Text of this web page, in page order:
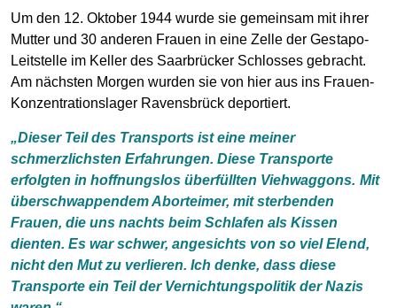
Um den 12. Oktober 1944 wurde sie gemeinsam mit ihrer
Mutter und 30 anderen Frauen in eine Zelle der Gestapo-
Leitstelle im Keller des Saarbrücker Schlosses gebracht.
Am nächsten Morgen wurden sie von hier aus ins Frauen-
Konzentrationslager Ravensbrück deportiert.
„Dieser Teil des Transports ist eine meiner
schmerzlichsten Erfahrungen. Diese Transporte
erfolgten in hoffnungslos überfüllten Viehwaggons. Mit
überschwappendem Aborteimer, mit sterbenden
Frauen, die uns nachts beim Schlafen als Kissen
dienten. Es war schwer, angesichts von so viel Elend,
nicht den Mut zu verlieren. Ich denke, dass diese
Transporte ein Teil der Vernichtungspolitik der Nazis